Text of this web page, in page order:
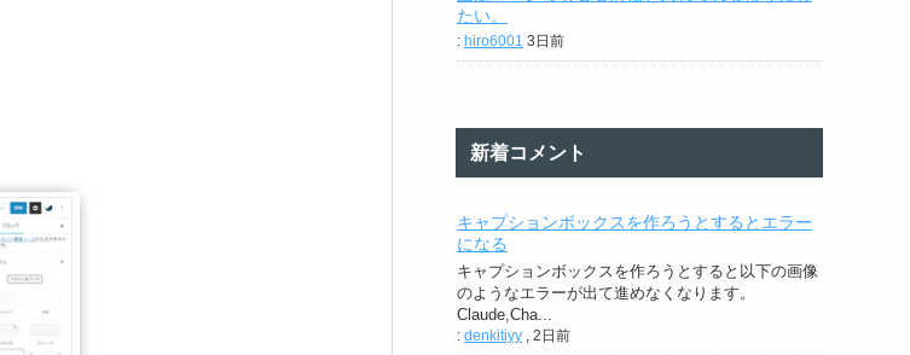
たい。
: hiro6001 3日前
新着コメント
キャプションボックスを作ろうとするとエラー
になる
キャプションボックスを作ろうとすると以下の画像
のようなエラーが出て進めなくなります。
Claude,Cha...
: denkitiyy 2日前